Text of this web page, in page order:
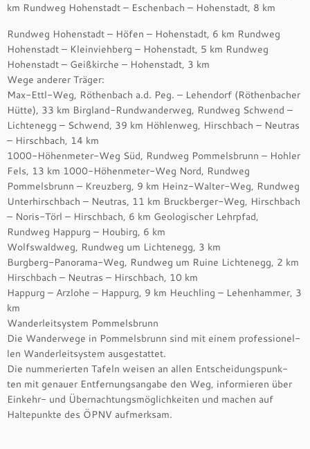
km Rundweg Hohenstadt – Eschenbach – Hohenstadt, 8 km
Rundweg Hohenstadt – Höfen – Hohenstadt, 6 km Rundweg
Hohenstadt – Kleinviehberg – Hohenstadt, 5 km Rundweg
Hohenstadt – Geißkirche – Hohenstadt, 3 km
Wege anderer Träger:
Max-Ettl-Weg, Röthenbach a.d. Peg. – Lehendorf (Röthenbacher
Hütte), 33 km Birgland-Rundwanderweg, Rundweg Schwend –
Lichtenegg – Schwend, 39 km Höhlenweg, Hirschbach – Neutras
– Hirschbach, 14 km
1000-Höhenmeter-Weg Süd, Rundweg Pommelsbrunn – Hohler
Fels, 13 km 1000-Höhenmeter-Weg Nord, Rundweg
Pommelsbrunn – Kreuzberg, 9 km Heinz-Walter-Weg, Rundweg
Unterhirschbach – Neutras, 11 km Bruckberger-Weg, Hirschbach
– Noris-Törl – Hirschbach, 6 km Geologischer Lehrpfad,
Rundweg Happurg – Houbirg, 6 km
Wolfswaldweg, Rundweg um Lichtenegg, 3 km
Burgberg-Panorama-Weg, Rundweg um Ruine Lichtenegg, 2 km
Hirschbach – Neutras – Hirschbach, 10 km
Happurg – Arzlohe – Happurg, 9 km Heuchling – Lehenhammer, 3
km
Wanderleitsystem Pommelsbrunn
Die Wanderwege in Pommelsbrunn sind mit einem professionel-
len Wanderleitsystem ausgestattet.
Die nummerierten Tafeln weisen an allen Entscheidungspunk-
ten mit genauer Entfernungsangabe den Weg, informieren über
Einkehr- und Übernachtungsmöglichkeiten und machen auf
Haltepunkte des ÖPNV aufmerksam.